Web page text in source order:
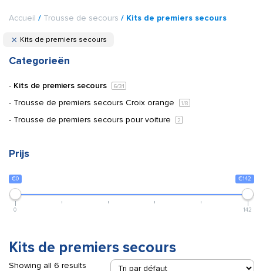
Accueil / Trousse de secours / Kits de premiers secours
Kits de premiers secours
Categorieën
Kits de premiers secours 6/31
Trousse de premiers secours Croix orange 1/8
Trousse de premiers secours pour voiture 2
Prijs
€0 €142
0 142
Kits de premiers secours
Showing all 6 results